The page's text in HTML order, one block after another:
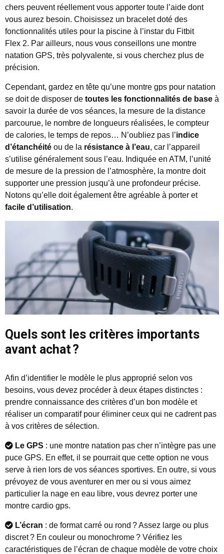
chers peuvent réellement vous apporter toute l’aide dont
vous aurez besoin. Choisissez un bracelet doté des
fonctionnalités utiles pour la piscine à l’instar du Fitbit
Flex 2. Par ailleurs, nous vous conseillons une montre
natation GPS, très polyvalente, si vous cherchez plus de
précision.
Cependant, gardez en tête qu’une montre gps pour natation
se doit de disposer de toutes les fonctionnalités de base à
savoir la durée de vos séances, la mesure de la distance
parcourue, le nombre de longueurs réalisées, le compteur
de calories, le temps de repos… N’oubliez pas l’indice
d’étanchéité ou de la résistance à l’eau, car l’appareil
s’utilise généralement sous l’eau. Indiquée en ATM, l’unité
de mesure de la pression de l’atmosphère, la montre doit
supporter une pression jusqu’à une profondeur précise.
Notons qu’elle doit également être agréable à porter et
facile d’utilisation.
Quels sont les critères importants
avant achat ?
Afin d’identifier le modèle le plus approprié selon vos
besoins, vous devez procéder à deux étapes distinctes :
prendre connaissance des critères d’un bon modèle et
réaliser un comparatif pour éliminer ceux qui ne cadrent pas
à vos critères de sélection.
Le GPS : une montre natation pas cher n’intègre pas une
puce GPS. En effet, il se pourrait que cette option ne vous
serve à rien lors de vos séances sportives. En outre, si vous
prévoyez de vous aventurer en mer ou si vous aimez
particulier la nage en eau libre, vous devrez porter une
montre cardio gps.
L’écran : de format carré ou rond ? Assez large ou plus
discret ? En couleur ou monochrome ? Vérifiez les
caractéristiques de l’écran de chaque modèle de votre choix